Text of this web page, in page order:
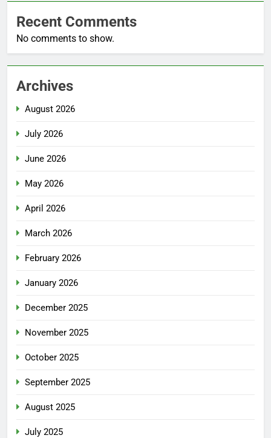
Recent Comments
No comments to show.
Archives
August 2026
July 2026
June 2026
May 2026
April 2026
March 2026
February 2026
January 2026
December 2025
November 2025
October 2025
September 2025
August 2025
July 2025